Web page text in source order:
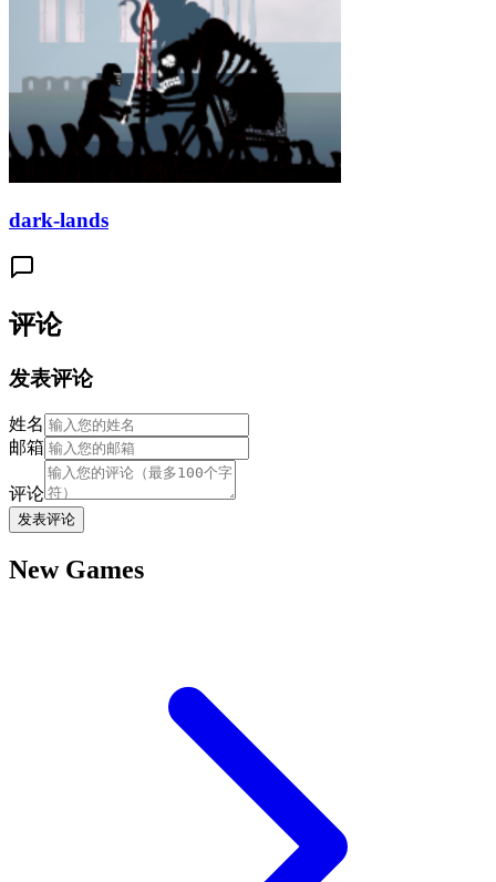
dark-lands
评论
发表评论
姓名
邮箱
评论
发表评论
New Games